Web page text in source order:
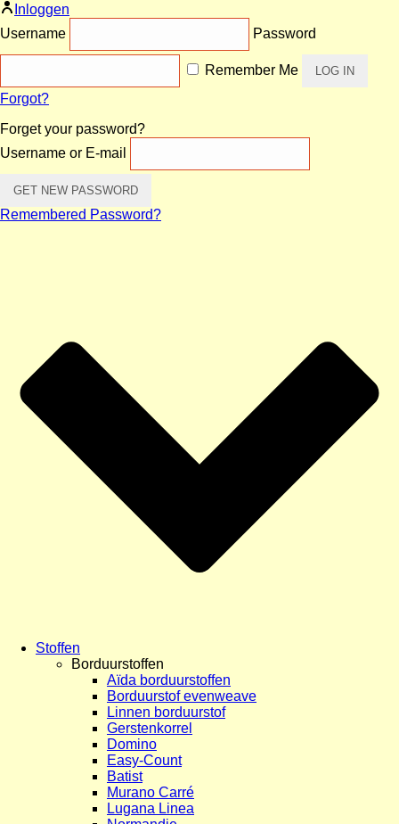
Inloggen
Username
Password
Remember Me
Forgot?
Forget your password?
Username or E-mail
Remembered Password?
Stoffen
Borduurstoffen
Aïda borduurstoffen
Borduurstof evenweave
Linnen borduurstof
Gerstenkorrel
Domino
Easy-Count
Batist
Murano Carré
Lugana Linea